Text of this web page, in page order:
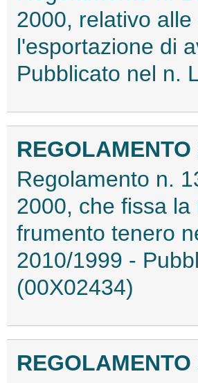
2000, relativo
l'esportazione di
Pubblicato nel n.
Regolamento n.
2000, che fissa
frumento tenero
2010/1999 -
(00X02434)